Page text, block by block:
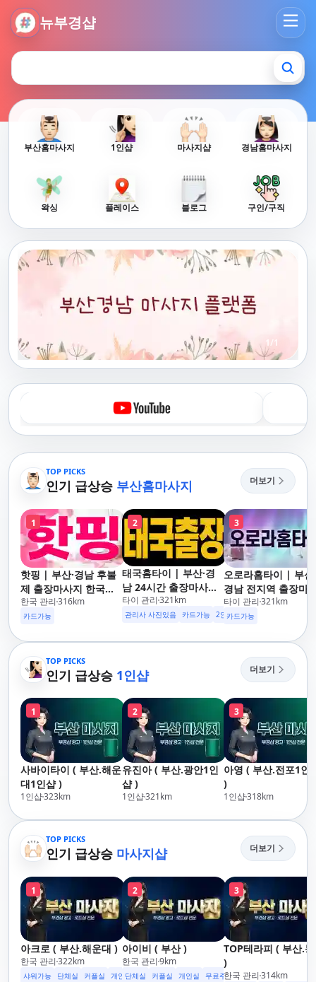
뉴부경샵
뉴부경샵 - 부산 마사지 사이트 부산마사지 부산홈타이 부산출
부산홈마사지 1인샵 마사지샵 경남홈마사지
왁싱 플레이스 블로그 구인/구직
1 /1
TOP PICKS
인기 급상승 부산홈마사지 더보기
1
핫핑 | 부산·경남 후불
제 출장마사지 한국인
관리사
한국 관리 316km
카드가능
2
태국홈타이 | 부산·경
남 24시간 출장마사지
후불제/해운대,사상,광
안리,남포동,구포,덕천,
산,구서,연산,서면,재
단,다대포,범일,범천,우
동,마린시티,송정,기장,
정관,일광,망미,토곡,시
청,양정,초량,사직,온
천,미남,만덕,괴정,학
장,금사,서동,반여,반
송,명륜,남천,대연,문
현,부전,개금,가야,주
례,괘법,학장,강서,신
호,서구,암남
타이 관리 321km
관리사 사진있음 카드가능 2인이상 할인
3
오로라홈타이 | 부산·
경남 전지역 출장마
지 24시간 홈타이
타이 관리 321km
카드가능
TOP PICKS
인기 급상승 1인샵 더보기
1
사바이타이 ( 부산.해운
대1인샵 )
1인샵323km
2
유진아 ( 부산.광안1인
샵 )
1인샵321km
3
아영 ( 부산.전포1인
)
1인샵318km
TOP PICKS
인기 급상승 마사지샵 더보기
1
아크로 ( 부산.해운대 )
한국 관리 322km
샤워가능 단체실 커플실 개인실 수면가능 무료주차 24시영업
2
아이비 ( 부산 )
한국 관리 9km
단체실 커플실 개인실 무료주차 수면가능 샤워가능
3
TOP테라피 ( 부산.
)
한국 관리 314km